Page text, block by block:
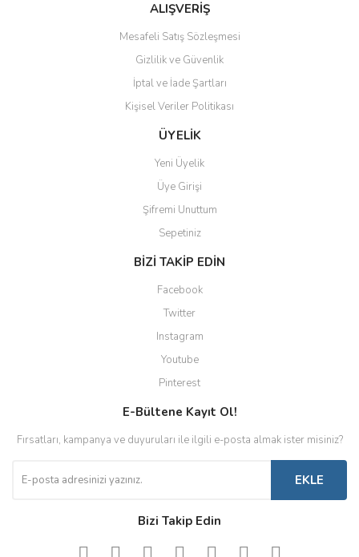
ALIŞVERİŞ
Mesafeli Satış Sözleşmesi
Gizlilik ve Güvenlik
İptal ve İade Şartları
Kişisel Veriler Politikası
ÜYELİK
Yeni Üyelik
Üye Girişi
Şifremi Unuttum
Sepetiniz
BİZİ TAKİP EDİN
Facebook
Twitter
Instagram
Youtube
Pinterest
E-Bültene Kayıt Ol!
Fırsatları, kampanya ve duyuruları ile ilgili e-posta almak ister misiniz?
EKLE
Bizi Takip Edin